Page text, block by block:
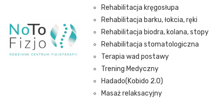
Rehabilitacja kręgosłupa
Rehabilitacja barku, łokcia, ręki
Rehabilitacja biodra, kolana, stopy
Rehabilitacja stomatologiczna
Terapia wad postawy
Trening Medyczny
Hadado(Kobido 2.0)
Masaż relaksacyjny